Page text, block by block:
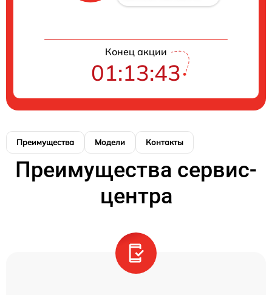
Конец акции
01:13:43
Преимущества Модели Контакты
Преимущества сервис-
центра